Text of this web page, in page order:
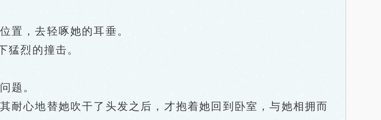
，去轻啄她的耳垂。
烈的撞击。
题。
心地替她吹干了头发之后，才抱着她回到卧室，与她相拥而